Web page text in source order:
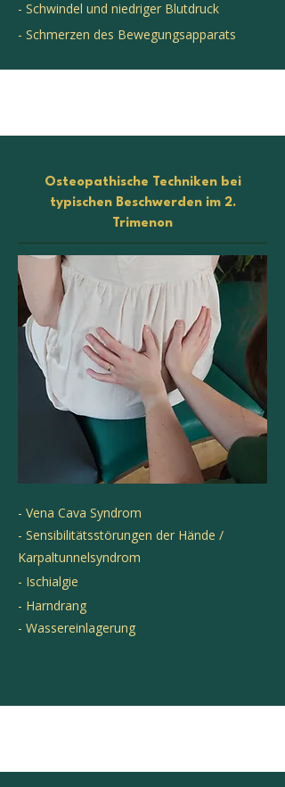
- Schwindel und niedriger Blutdruck
- Schmerzen des Bewegungsapparats
Osteopathische Techniken bei
typischen Beschwerden im 2.
Trimenon
- Vena Cava Syndrom
- Sensibilitätsstörungen der Hände /
Karpaltunnelsyndrom
- Ischialgie
- Harndrang
- Wassereinlagerung